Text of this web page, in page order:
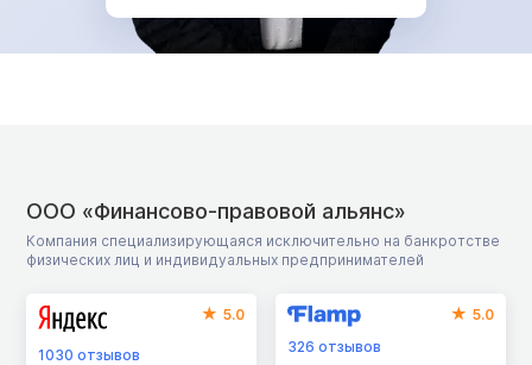
ООО «Финансово-правовой альянс»
Компания специализирующаяся исключительно на банкротстве
физических лиц и индивидуальных предпринимателей
5.0
1030 отзывов
5.0
326отзывов